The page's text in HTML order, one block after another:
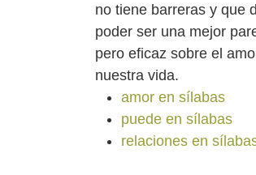
no tiene barreras y que
poder ser una mejor
pero eficaz sobre el
nuestra vida.
amor en sílabas
puede en sílabas
relaciones en